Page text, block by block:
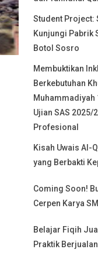
Student Project:
Kunjungi Pabrik
Botol Sosro
Membuktikan
Berkebutuhan
Muhammadiyah
Ujian SAS 2025/
Profesional
Kisah Uwais Al-
yang Berbakti
Coming Soon!
Cerpen Karya
Belajar Fiqih
Praktik Berjualan